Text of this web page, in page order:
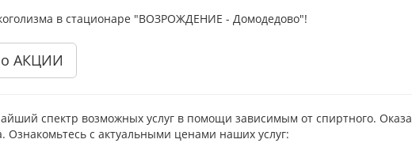
в стационаре "ВОЗРОЖДЕНИЕ - Домодедово"!
АКЦИИ
спектр возможных услуг в помощи зависимым от спиртного.
Ознакомьтесь с актуальными ценами наших услуг: